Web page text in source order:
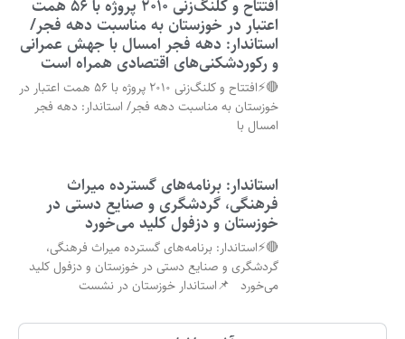
افتتاح و کلنگ‌زنی ۲۰۱۰ پروژه با ۵۶ همت
اعتبار در خوزستان به مناسبت دهه فجر/
استاندار: دهه فجر امسال با جهش عمرانی
و رکوردشکنی‌های اقتصادی همراه است
🔴⚡افتتاح و کلنگ‌زنی ۲۰۱۰ پروژه با ۵۶ همت اعتبار در
خوزستان به مناسبت دهه فجر/ استاندار: دهه فجر
امسال با
استاندار: برنامه‌های گسترده میراث
فرهنگی، گردشگری و صنایع دستی در
خوزستان و دزفول کلید می‌خورد
🔴⚡استاندار: برنامه‌های گسترده میراث فرهنگی،
گردشگری و صنایع دستی در خوزستان و دزفول کلید
می‌خورد 📌استاندار خوزستان در نشست